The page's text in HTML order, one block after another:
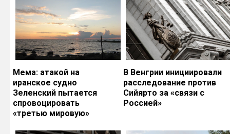
Мема: атакой на
иранское судно
Зеленский пытается
спровоцировать
«третью мировую»
В Венгрии инициировали
расследование против
Сийярто за «связи с
Россией»